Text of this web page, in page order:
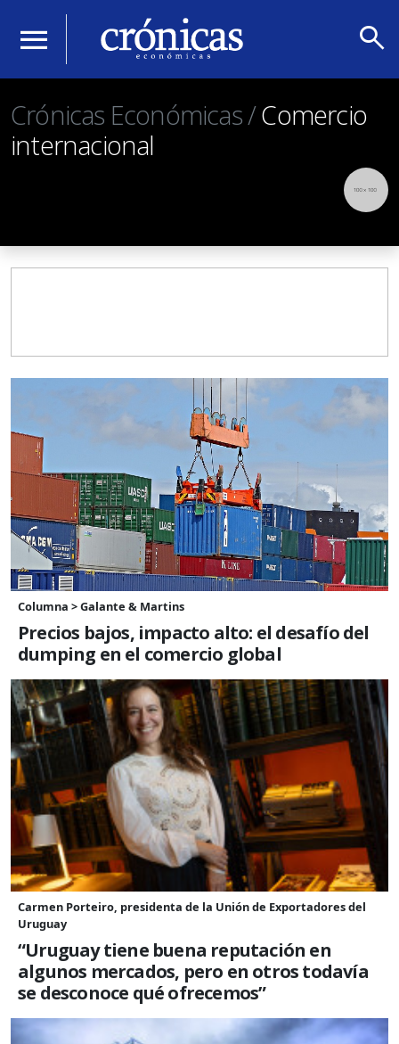
menu search
Crónicas Económicas /Comercio
internacional
Columna > Galante & Martins
Precios bajos, impacto alto: el desafío del
dumping en el comercio global
Carmen Porteiro, presidenta de la Unión de Exportadores del
Uruguay
“Uruguay tiene buena reputación en
algunos mercados, pero en otros todavía
se desconoce qué ofrecemos”